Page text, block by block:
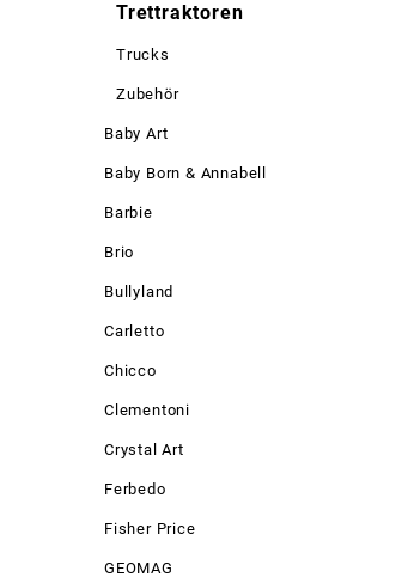
Trettraktoren
Trucks
Zubehör
Baby Art
Baby Born & Annabell
Barbie
Brio
Bullyland
Carletto
Chicco
Clementoni
Crystal Art
Ferbedo
Fisher Price
GEOMAG